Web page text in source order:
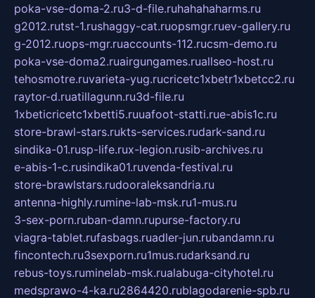
poka-vse-doma-2.ru3-d-file.ruhahahaharms.ru
g2012.rutst-1.rushaggy-cat.ruopsmgr.ruev-gallery.ru
g-2012.ruops-mgr.ruaccounts-112.rucsm-demo.ru
poka-vse-doma2.ruairgungames.ruallseo-host.ru
tehosmotre.ruvarieta-yug.rucricetc1xbetr1xbetcc2.ru
raytor-d.ruatillagunn.ru3d-file.ru
1xbeticricetc1xbetti5.ruuafoot-statti.rue-abis1c.ru
store-brawl-stars.rukts-services.rudark-sand.ru
sindika-01.rusp-life.rux-legion.rusib-archives.ru
e-abis-1-c.rusindika01.ruvenda-festival.ru
store-brawlstars.rudooraleksandria.ru
antenna-highly.rumine-lab-msk.ru1-mus.ru
3-sex-porn.ruban-damn.rupurse-factory.ru
viagra-tablet.rufasbags.ruadler-jun.rubandamn.ru
fincontech.ru3sexporn.ru1mus.rudarksand.ru
rebus-toys.ruminelab-msk.rualabuga-cityhotel.ru
medsprawo-4-ka.ru2864420.rublagodarenie-spb.ru